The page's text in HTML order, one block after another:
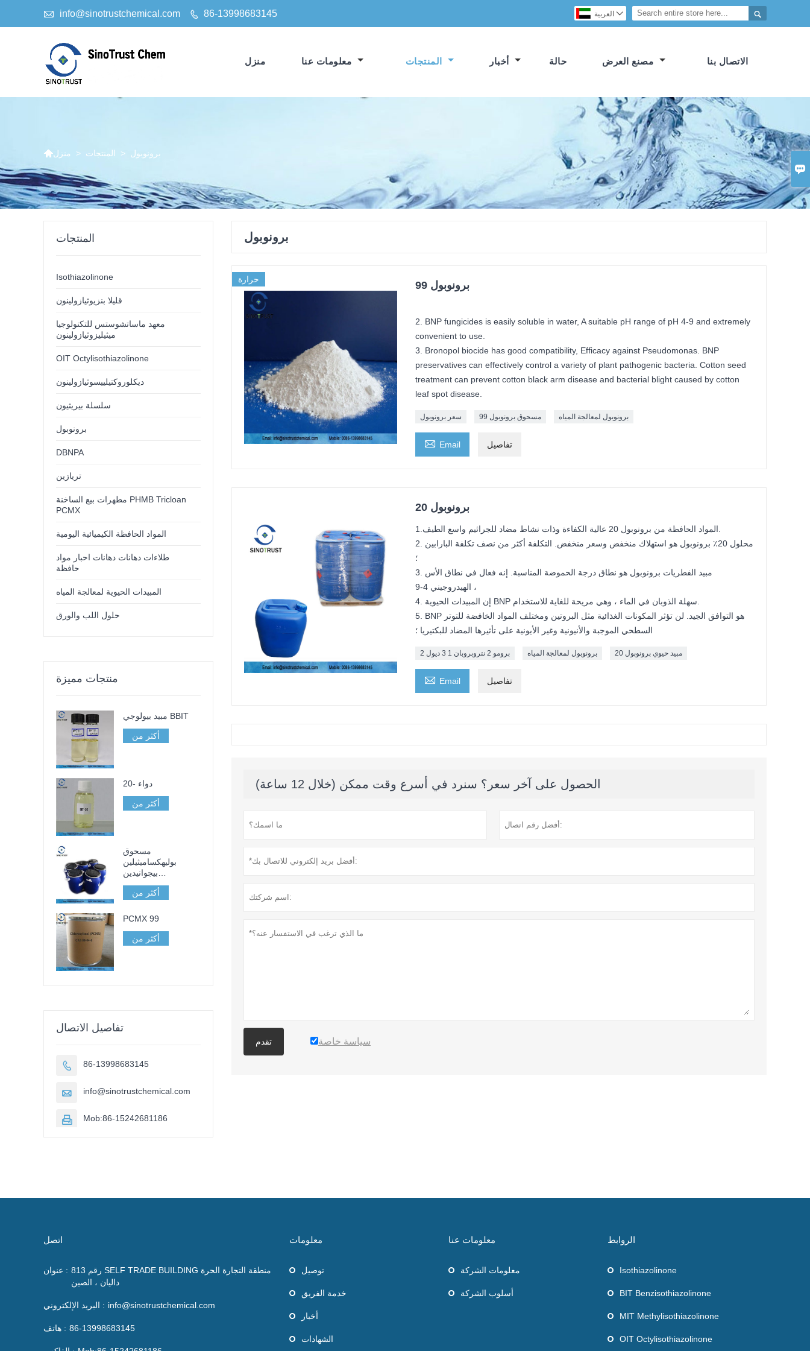

 info@sinotrustchemical.com  86-13998683145  العربية 
منزل حالة الاتصال بنا
منزل > المنتجات > برونوبول
برونوبول
حرارة برونوبول 99
2. BNP fungicides is easily soluble in water, A suitable pH range of pH 4-9 and extremely
convenient to use.
3. Bronopol biocide has good compatibility, Efficacy against Pseudomonas. BNP
preservatives can effectively control a variety of plant pathogenic bacteria. Cotton seed
treatment can prevent cotton black arm disease and bacterial blight caused by cotton
leaf spot disease.
سعر برونوبول مسحوق برونوبول 99 برونوبول لمعالجة المياه
 Email تفاصيل
برونوبول 20
1.المواد الحافظة من برونوبول 20 عالية الكفاءة وذات نشاط مضاد للجراثيم واسع الطيف.
2. محلول 20٪ برونوبول هو استهلاك منخفض وسعر منخفض. التكلفة أكثر من نصف تكلفة البارابين
؛
3. مبيد الفطريات برونوبول هو نطاق درجة الحموضة المناسبة. إنه فعال في نطاق الأس
الهيدروجيني 4-9 ،
4. إن المبيدات الحيوية BNP سهلة الذوبان في الماء ، وهي مريحة للغاية للاستخدام.
5. BNP هو التوافق الجيد. لن تؤثر المكونات الغذائية مثل البروتين ومختلف المواد الخافضة للتوتر
السطحي الموجبة والأنيونية وغير الأيونية على تأثيرها المضاد للبكتيريا ؛
2 برومو 2 نتروبروبان 1 3 ديول برونوبول لمعالجة المياه مبيد حيوي برونوبول 20
 Email تفاصيل
الحصول على آخر سعر؟ سنرد في أسرع وقت ممكن (خلال 12 ساعة)
تقدم سياسة خاصة
المنتجات
Isothiazolinone
قليلا بنزيوثيازولينون
معهد ماساتشوستس للتكنولوجيا
ميثيليزوثيازولينون
OIT Octylisothiazolinone
ديكلوروكتيلييسوثيازولينون
سلسلة بيريثيون
برونوبول
DBNPA
تريازين
مطهرات بيع الساخنة PHMB Tricloan
PCMX
المواد الحافظة الكيميائية اليومية
طلاءات دهانات دهانات احبار مواد
حافظة
المبيدات الحيوية لمعالجة المياه
حلول اللب والورق
منتجات مميزة
مبيد بيولوجي BBIT
أكثر من
20- دواء
أكثر من
مسحوق
بوليهكساميثيلين
بيجوانيدين
هيدروكلوريد PHMB
أكثر من
PCMX 99
أكثر من
تفاصيل الاتصال
 86-13998683145
 info@sinotrustchemical.com
 Mob:86-15242681186
اتصل
عنوان : رقم 813 SELF TRADE BUILDING منطقة التجارة الحرة
داليان ، الصين
البريد الإلكتروني : info@sinotrustchemical.com
هاتف : 86-13998683145
معلومات
توصيل
خدمة الفريق
أخبار
الشهادات
معلومات عنا
معلومات الشركة
أسلوب الشركة
الروابط
Isothiazolinone
BIT Benzisothiazolinone
MIT Methylisothiazolinone
OIT Octylisothiazolinone